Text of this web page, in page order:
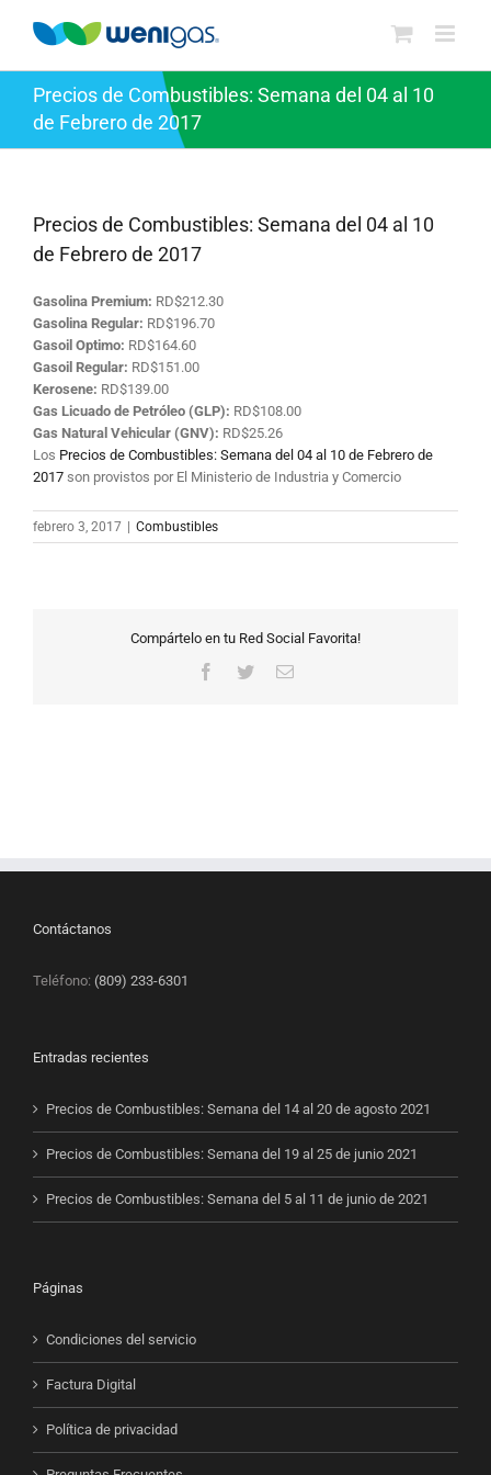
Precios de Combustibles: Semana del 04 al 10
de Febrero de 2017
Precios de Combustibles: Semana del 04 al 10
de Febrero de 2017
Gasolina Premium: RD$212.30
Gasolina Regular: RD$196.70
Gasoil Optimo: RD$164.60
Gasoil Regular: RD$151.00
Kerosene: RD$139.00
Gas Licuado de Petróleo (GLP): RD$108.00
Gas Natural Vehicular (GNV): RD$25.26
Los Precios de Combustibles: Semana del 04 al 10 de Febrero de
2017 son provistos por El Ministerio de Industria y Comercio
febrero 3, 2017 | Combustibles
Compártelo en tu Red Social Favorita!
Facebook
TwitterCorreo
Contáctanos
Teléfono: (809) 233-6301
Entradas recientes
Precios de Combustibles: Semana del 14 al 20 de agosto 2021
Precios de Combustibles: Semana del 19 al 25 de junio 2021
Precios de Combustibles: Semana del 5 al 11 de junio de 2021
Páginas
Condiciones del servicio
Factura Digital
Política de privacidad